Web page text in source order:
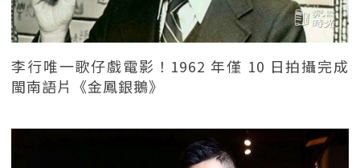
李行唯一歌仔戲電影！1962 年僅 10 日拍攝完成
閩南語片《金鳳銀鵝》